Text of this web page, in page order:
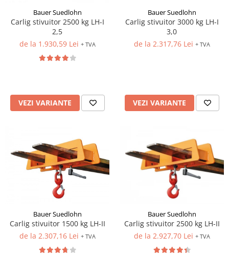
Bauer Suedlohn
Carlig stivuitor 2500 kg LH-I
2,5
de la 1.930,59 Lei + TVA
VEZI VARIANTE
Bauer Suedlohn
Carlig stivuitor 3000 kg LH-I
3,0
de la 2.317,76 Lei + TVA
VEZI VARIANTE
Bauer Suedlohn
Carlig stivuitor 1500 kg LH-II
de la 2.307,16 Lei + TVA
Bauer Suedlohn
Carlig stivuitor 2500 kg LH-II
de la 2.927,70 Lei + TVA